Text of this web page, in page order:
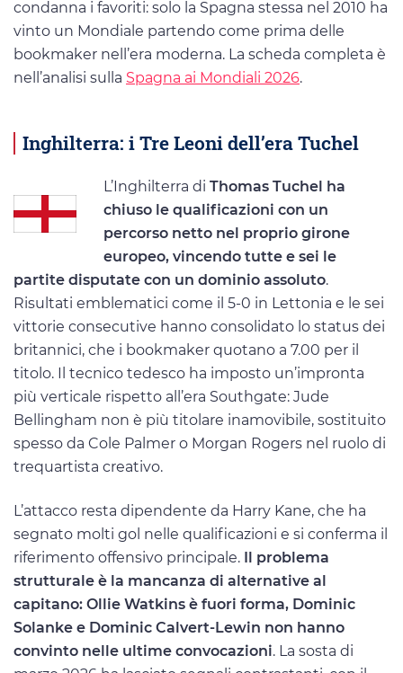
condanna i favoriti: solo la Spagna stessa nel 2010 ha
vinto un Mondiale partendo come prima delle
bookmaker nell’era moderna. La scheda completa è
nell’analisi sulla Spagna ai Mondiali 2026.
Inghilterra: i Tre Leoni dell’era Tuchel
L’Inghilterra di Thomas Tuchel ha
chiuso le qualificazioni con un
percorso netto nel proprio girone
europeo, vincendo tutte e sei le
partite disputate con un dominio assoluto.
Risultati emblematici come il 5-0 in Lettonia e le sei
vittorie consecutive hanno consolidato lo status dei
britannici, che i bookmaker quotano a 7.00 per il
titolo. Il tecnico tedesco ha imposto un’impronta
più verticale rispetto all’era Southgate: Jude
Bellingham non è più titolare inamovibile, sostituito
spesso da Cole Palmer o Morgan Rogers nel ruolo di
trequartista creativo.
L’attacco resta dipendente da Harry Kane, che ha
segnato molti gol nelle qualificazioni e si conferma il
riferimento offensivo principale. Il problema
strutturale è la mancanza di alternative al
capitano: Ollie Watkins è fuori forma, Dominic
Solanke e Dominic Calvert-Lewin non hanno
convinto nelle ultime convocazioni. La sosta di